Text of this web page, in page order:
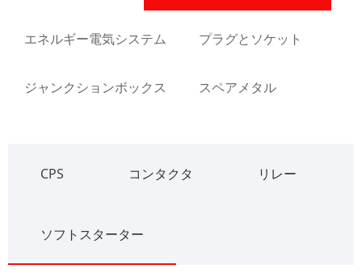
エネルギー電気システム プラグとソケット
ジャンクションボックス スペアメタル
CPS コンタクタ リレー
ソフトスターター